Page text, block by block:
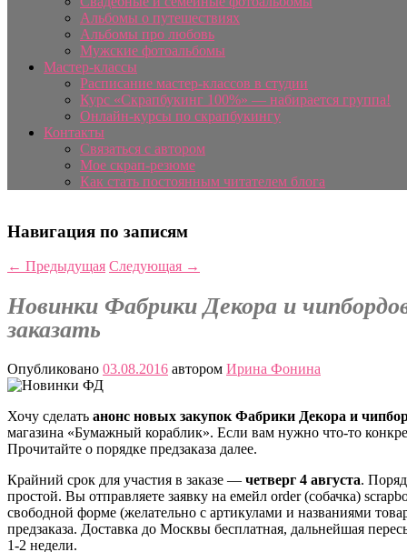
Альбомы о путешествиях
Альбомы про любовь
Мужские фотоальбомы
Мастер-классы
Расписание мастер-классов в студии
Курс «Скрапбукинг 100%» — набирается группа!
Онлайн-курсы по скрапбукингу
Контакты
Связаться с автором
Мое скрап-резюме
Как стать постоянным читателем блога
Навигация по записям
← Предыдущая Следующая →
Новинки Фабрики Декора и
заказать
Опубликовано 03.08.2016 автором Ирина Фонина
Хочу сделать анонс новых закупок Фабрики Декора и
магазина «Бумажный кораблик». Если вам нужно что-то
Прочитайте о порядке предзаказа далее.
Крайний срок для участия в заказе — четверг 4 августа.
простой. Вы отправляете заявку на емейл order (собачка)
свободной форме (желательно с артикулами и названиями
предзаказа. Доставка до Москвы бесплатная, дальнейшая
1-2 недели.